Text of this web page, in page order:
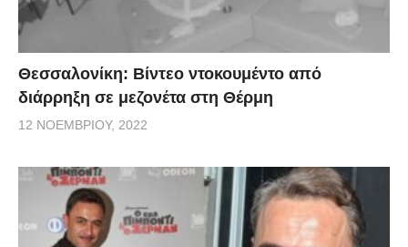
Θεσσαλονίκη: Βίντεο ντοκουμέντο από
διάρρηξη σε μεζονέτα στη Θέρμη
12 ΝΟΕΜΒΡΊΟΥ, 2022